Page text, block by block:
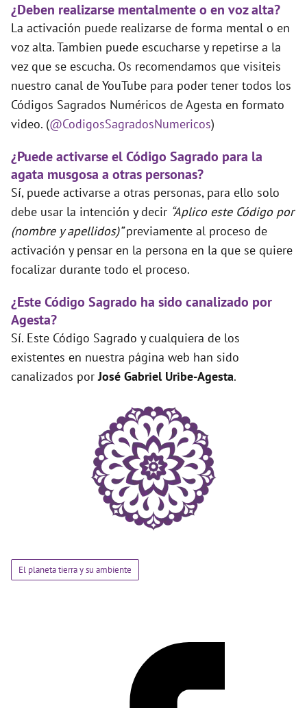
¿Deben realizarse mentalmente o en voz alta?
La activación puede realizarse de forma mental o en
voz alta. Tambien puede escucharse y repetirse a la
vez que se escucha. Os recomendamos que visiteis
nuestro canal de YouTube para poder tener todos los
Códigos Sagrados Numéricos de Agesta en formato
video. (@CodigosSagradosNumericos)
¿Puede activarse el Código Sagrado para la
agata musgosa a otras personas?
Sí, puede activarse a otras personas, para ello solo
debe usar la intención y decir “Aplico este Código por
(nombre y apellidos)”previamente al proceso de
activación y pensar en la persona en la que se quiere
focalizar durante todo el proceso.
¿Este Código Sagrado ha sido canalizado por
Agesta?
Sí. Este Código Sagrado y cualquiera de los
existentes en nuestra página web han sido
canalizados porJosé Gabriel Uribe-Agesta.
El planeta tierra y su ambiente